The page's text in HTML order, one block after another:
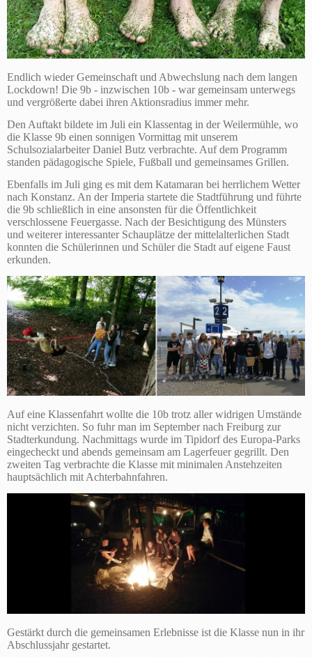
Endlich wieder Gemeinschaft und Abwechslung nach dem langen
Lockdown! Die 9b - inzwischen 10b - war gemeinsam unterwegs
und vergrößerte dabei ihren Aktionsradius immer mehr.
Den Auftakt bildete im Juli ein Klassentag in der Weilermühle, wo
die Klasse 9b einen sonnigen Vormittag mit unserem
Schulsozialarbeiter Daniel Butz verbrachte. Auf dem Programm
standen pädagogische Spiele, Fußball und gemeinsames Grillen.
Ebenfalls im Juli ging es mit dem Katamaran bei herrlichem Wetter
nach Konstanz. An der Imperia startete die Stadtführung und führte
die 9b schließlich in eine ansonsten für die Öffentlichkeit
verschlossene Feuergasse. Nach der Besichtigung des Münsters
und weiterer interessanter Schauplätze der mittelalterlichen Stadt
konnten die Schülerinnen und Schüler die Stadt auf eigene Faust
erkunden.
Auf eine Klassenfahrt wollte die 10b trotz aller widrigen Umstände
nicht verzichten. So fuhr man im September nach Freiburg zur
Stadterkundung. Nachmittags wurde im Tipidorf des Europa-Parks
eingecheckt und abends gemeinsam am Lagerfeuer gegrillt. Den
zweiten Tag verbrachte die Klasse mit minimalen Anstehzeiten
hauptsächlich mit Achterbahnfahren.
Gestärkt durch die gemeinsamen Erlebnisse ist die Klasse nun in ihr
Abschlussjahr gestartet.